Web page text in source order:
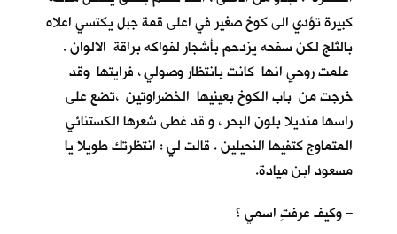
كبيرة تؤدي الى كوخ صغير في اعلى قمة جبل يكتسي اعلاه
بالثلج لكن سفحه يزدحم بأشجار لفواكه براقة الالوان .
علمت روحي انها كانت بانتظار وصولي ، فرايتها وقد
خرجت من باب الكوخ بعينيها الخضراوتين ،تضع على
راسها منديلا بلون البحر ، و قد غطى شعرها الكستنائي
المتماوج كتفيها النحيلين . قالت لي : انتظرتك طويلا يا
مسعود ابن ميادة.
– وكيف عرفتِ اسمي ؟